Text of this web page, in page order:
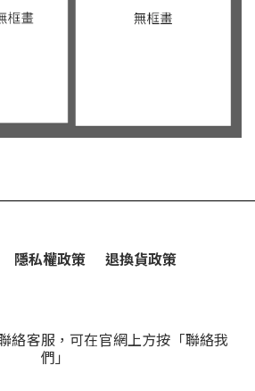
隱私權政策 退換貨政策
絡客服，可在官網上方按「聯絡我
們」